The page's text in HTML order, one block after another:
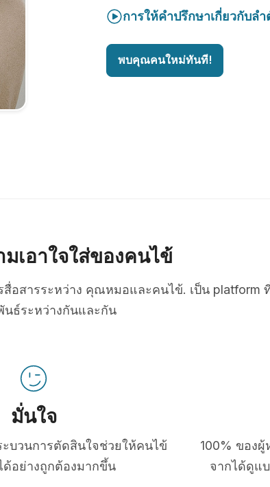
การให้คำปรึกษาเกี่ยวกับล
พบคุณคนใหม่ทันที!
เอาใจใส่ของคนไข้
สื่อสารระหว่าง คุณหมอและคนไข้. เป็น platform
นธ์ระหว่างกันและกัน
มั่นใจ
บวนการตัดสินใจช่วยให้คนไข้
ด้อย่างถูกต้องมากขึ้น
100% ของ
จากได้ดูแ